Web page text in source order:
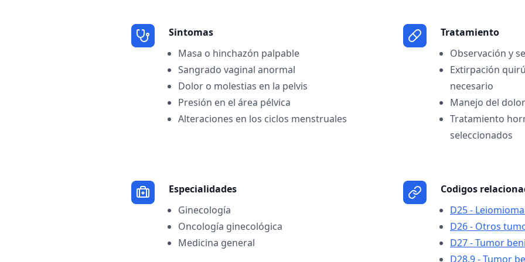
Sintomas
Masa o hinchazón palpable
Sangrado vaginal anormal
Dolor o molestias en la pelvis
Presión en el área pélvica
Alteraciones en los ciclos menstruales
Tratamiento
Observación y
Extirpación
necesario
Manejo del dolor
Tratamiento
seleccionados
Especialidades
Ginecología
Oncología ginecológica
Medicina general
Codigos
D25 -
D26 - Otros
D27 - Tumor
D28.9 - Tumor